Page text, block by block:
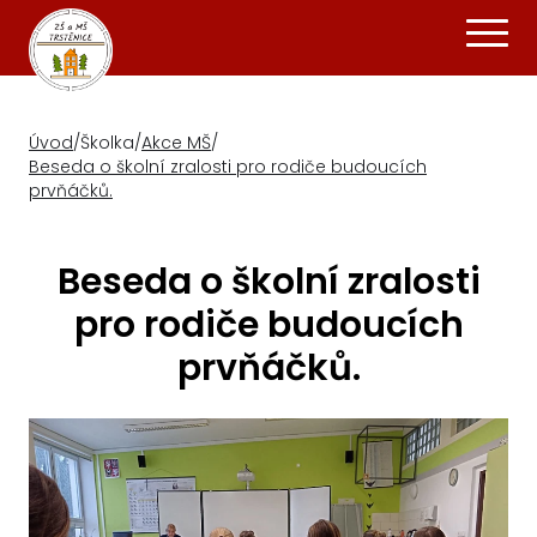
Úvod/Školka/Akce MŠ/
Beseda o školní zralosti pro rodiče budoucích
prvňáčků.
Beseda o školní zralosti
pro rodiče budoucích
prvňáčků.